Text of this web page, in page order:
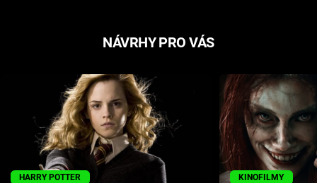
NÁVRHY PRO VÁS
HARRY POTTER KINOFILMY